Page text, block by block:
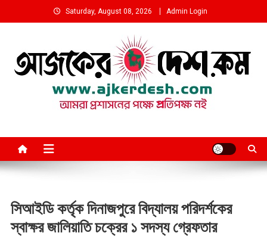
to
Saturday, August 08, 2026 Admin Login
সিআইডি কর্তৃক দিনাজপুরে বিদ্যালয় পরিদর্শকের
স্বাক্ষর জালিয়াতি চক্রের ১ সদস্য গ্রেফতার